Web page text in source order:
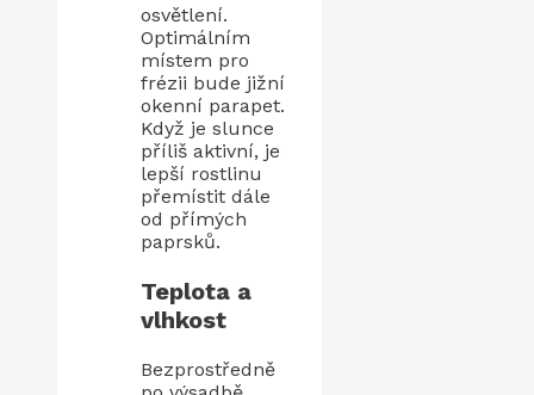
osvětlení.
Optimálním
místem pro
frézii bude jižní
okenní parapet.
Když je slunce
příliš aktivní, je
lepší rostlinu
přemístit dále
od přímých
paprsků.
Teplota a
vlhkost
Bezprostředně